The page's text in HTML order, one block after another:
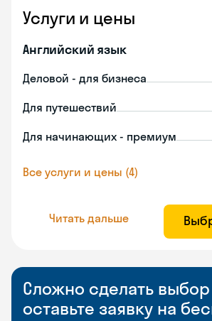
Услуги и цены
Английский язык
Деловой - для бизнеса
Для путешествий
Для начинающих - премиум
Все услуги и цены (4)
Читать дальше
Сложно сделать
оставьте заявку на